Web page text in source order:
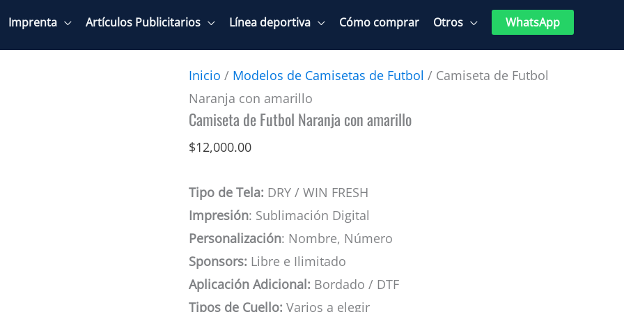
Imprenta Artículos Publicitarios Línea deportiva Cómo comprar Otros WhatsApp
Inicio / Modelos de Camisetas de Futbol / Camiseta de Futbol
Naranja con amarillo
Camiseta de Futbol Naranja con amarillo
$12,000.00
Tipo de Tela: DRY / WIN FRESH
Impresión: Sublimación Digital
Personalización: Nombre, Número
Sponsors: Libre e Ilimitado
Aplicación Adicional: Bordado / DTF
Tipos de Cuello: Varios a elegir